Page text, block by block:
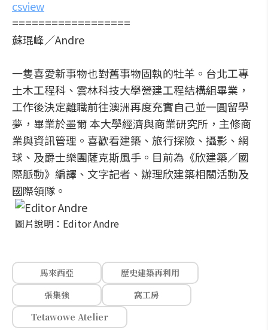
csview
==================
蘇琨峰／Andre
一隻喜愛新事物也對舊事物固執的牡羊。台北工專
土木工程科、雲林科技大學營建工程結構組畢業，
工作後決定離職前往澳洲再度充實自己並一圓留學
夢，畢業於墨爾 本大學經濟與商業研究所，主修商
業與資訊管理。喜歡看建築、旅行探險、攝影、網
球、及爵士樂團薩克斯風手。目前為《欣建築／國
際脈動》編譯、文字記者、辦理欣建築相關活動及
國際領隊。
圖片說明：Editor Andre
馬來西亞
歷史建築再利用
張集強
窩工房
Tetawowe Atelier